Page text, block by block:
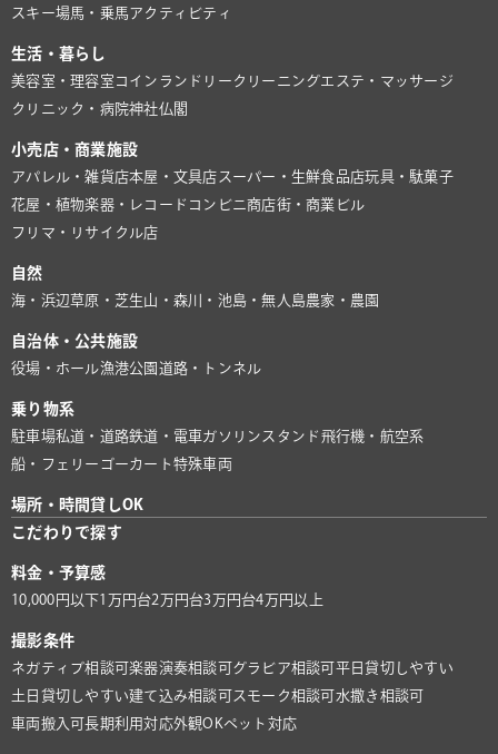
スキー場馬・乗馬アクティビティ
生活・暮らし
美容室・理容室 コインランドリー クリーニングエステ・マッサージ
クリニック・病院神社仏閣
小売店・商業施設
アパレル・雑貨店本屋・文具店 スーパー・生鮮食品店玩具・駄菓子
花屋・植物楽器・レコード コンビニ商店街・商業ビル
フリマ・リサイクル店
自然
海・浜辺草原・芝生山・森川・池 島・無人島農家・農園
自治体・公共施設
役場・ホール漁港公園 道路・トンネル
乗り物系
駐車場私道・道路鉄道・電車ガソリンスタンド 飛行機・航空系
船・フェリー ゴーカート特殊車両
場所・時間貸しOK
こだわりで探す
料金・予算感
10,000円以下1万円台2万円台3万円台4万円以上
撮影条件
ネガティブ相談可楽器演奏相談可グラビア相談可平日貸切しやすい
土日貸切しやすい建て込み相談可スモーク相談可水撒き相談可
車両搬入可長期利用対応外観OKペット対応